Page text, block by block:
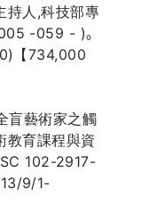
持人,科技部專
-059 - )｡
【734,000
盲藝術家之觸
教育課程與資
102-2917-
9/1-